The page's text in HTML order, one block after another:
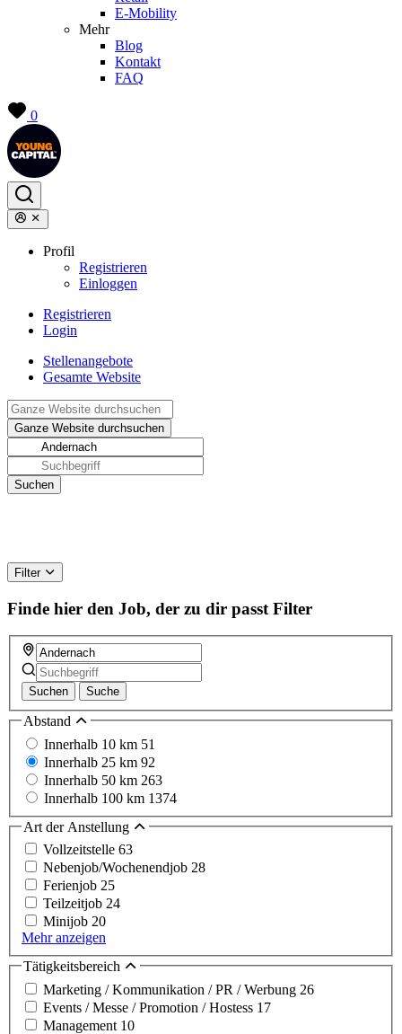
E-Mobility
Mehr
Blog
Kontakt
FAQ
0
Profil
Registrieren
Einloggen
Registrieren
Login
Stellenangebote
Gesamte Website
Filter
Finde hier den Job, der zu dir passt Filter
Suchen Suche
Abstand
Innerhalb 10 km 51
Innerhalb 25 km 92
Innerhalb 50 km 263
Innerhalb 100 km 1374
Art der Anstellung
Vollzeitstelle 63
Nebenjob/Wochenendjob 28
Ferienjob 25
Teilzeitjob 24
Minijob 20
Mehr anzeigen
Tätigkeitsbereich
Marketing / Kommunikation / PR / Werbung 26
Events / Messe / Promotion / Hostess 17
Management 10